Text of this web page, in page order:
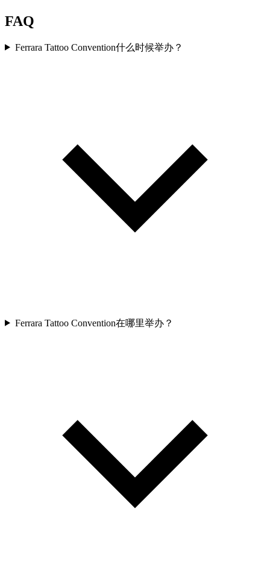
FAQ
Ferrara Tattoo Convention什么时候举办？
Ferrara Tattoo Convention在哪里举办？